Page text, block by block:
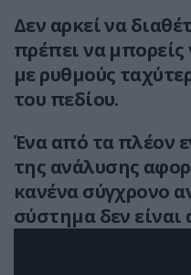
Δεν αρκεί να
πρέπει να
με ρυθμούς
του πεδίου.
Ένα από τα πλέον
της ανάλυσης
κανένα σύγχρονο
σύστημα δεν